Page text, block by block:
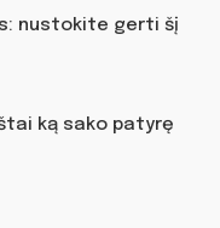
nustokite gerti šį
ką sako patyrę